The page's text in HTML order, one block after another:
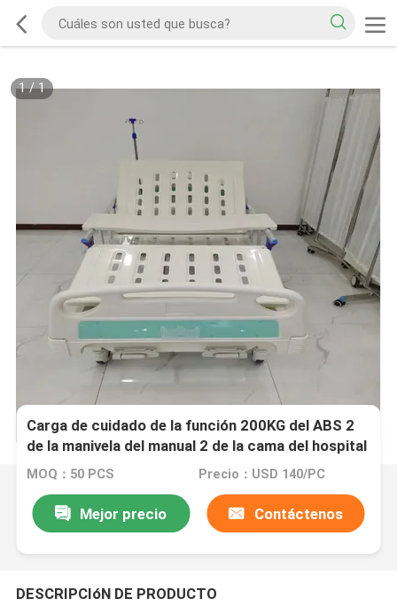
1/1
Carga de cuidado de la función 200KG del ABS 2
de la manivela del manual 2 de la cama del hospital
aprobado del CE
MOQ：50 PCS Precio：USD 140/PC
Mejor precio Contáctenos
DESCRIPCIóN DE PRODUCTO